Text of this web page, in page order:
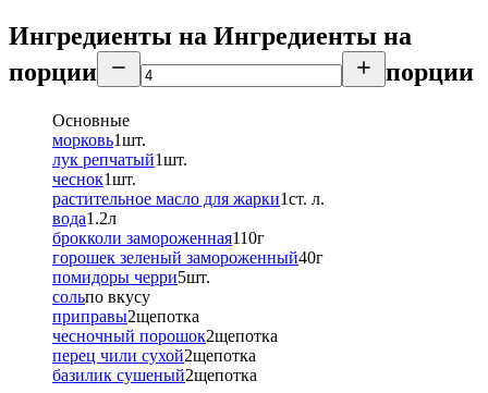
Ингредиенты на Ингредиенты на
порции
порции
Основные
морковь1шт.
лук репчатый1шт.
чеснок1шт.
растительное масло для жарки1ст. л.
вода1.2л
брокколи замороженная110г
горошек зеленый замороженный40г
помидоры черри5шт.
сольпо вкусу
приправы2щепотка
чесночный порошок2щепотка
перец чили сухой2щепотка
базилик сушеный2щепотка